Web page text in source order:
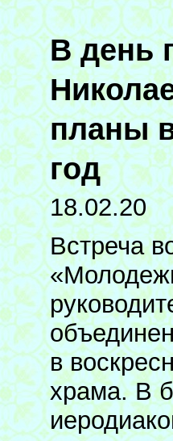
В день
планы
год
18.02.20
Встреча
в
храма. В